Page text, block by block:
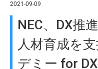
2021-09-09
NEC、DX推
人材育成を
デミー for